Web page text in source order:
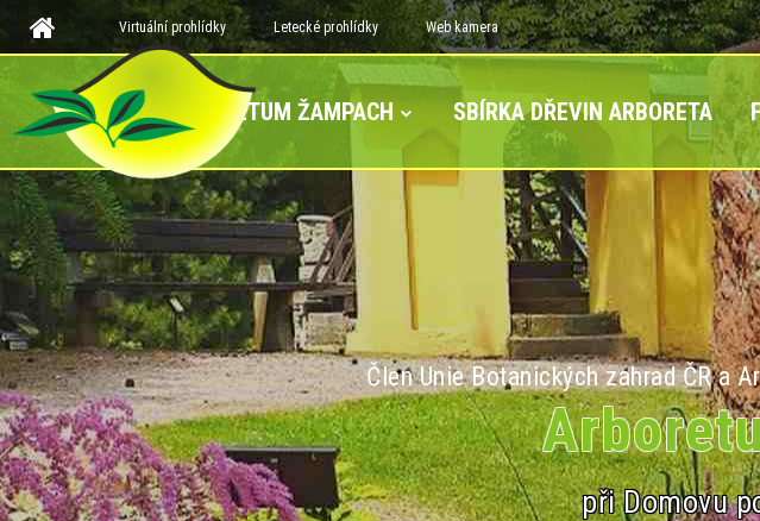
Virtuální prohlídky Letecké prohlídky Web kamera
ARBORETUM ŽAMPACH SBÍRKA DŘEVIN ARBORETA
Člen Unie Botanických zahrad ČR a
při Domovu